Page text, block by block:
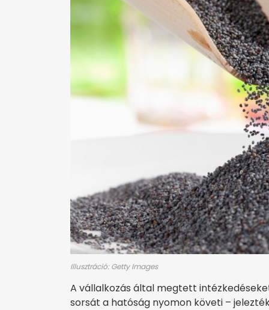
Illusztráció: Getty Images
A vállalkozás által megtett
sorsát a hatóság nyomon követi –